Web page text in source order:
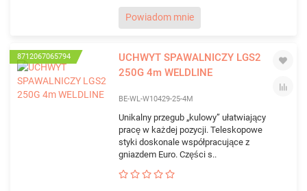
Powiadom mnie
8712067065794
UCHWYT SPAWALNICZY LGS2
250G 4m WELDLINE
BE-WL-W10429-25-4M
Unikalny przegub „kulowy” ułatwiający
pracę w każdej pozycji. Teleskopowe
styki doskonale współpracujące z
gniazdem Euro. Części s..